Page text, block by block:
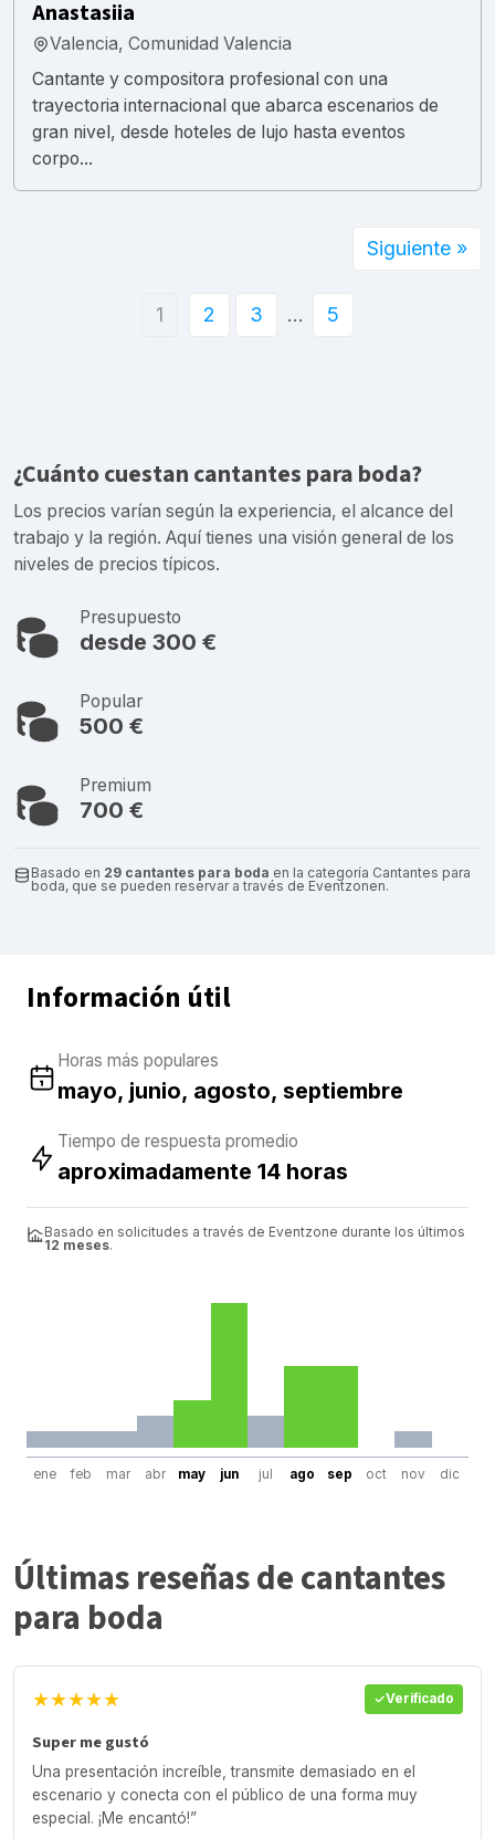
Anastasiia
Valencia, Comunidad Valencia
Cantante y compositora profesional con una
trayectoria internacional que abarca escenarios de
gran nivel, desde hoteles de lujo hasta eventos
corpo...
1 2 3 … 5
Siguiente »
¿Cuánto cuestan cantantes para boda?
Los precios varían según la experiencia, el alcance del
trabajo y la región. Aquí tienes una visión general de los
niveles de precios típicos.
Presupuesto
desde 300 €
Popular
500 €
Premium
700 €
Basado en 29 cantantes para boda en la categoría Cantantes para
boda, que se pueden reservar a través de Eventzonen.
Información útil
Horas más populares
mayo, junio, agosto, septiembre
Tiempo de respuesta promedio
aproximadamente 14 horas
Basado en solicitudes a través de Eventzone durante los últimos
12 meses.
ene feb mar abr may jun jul ago sep oct nov dic
Últimas reseñas de cantantes
para boda
★★★★★ Verificado
Super me gustó
Una presentación increíble, transmite demasiado en el
escenario y conecta con el público de una forma muy
especial. ¡Me encantó!”